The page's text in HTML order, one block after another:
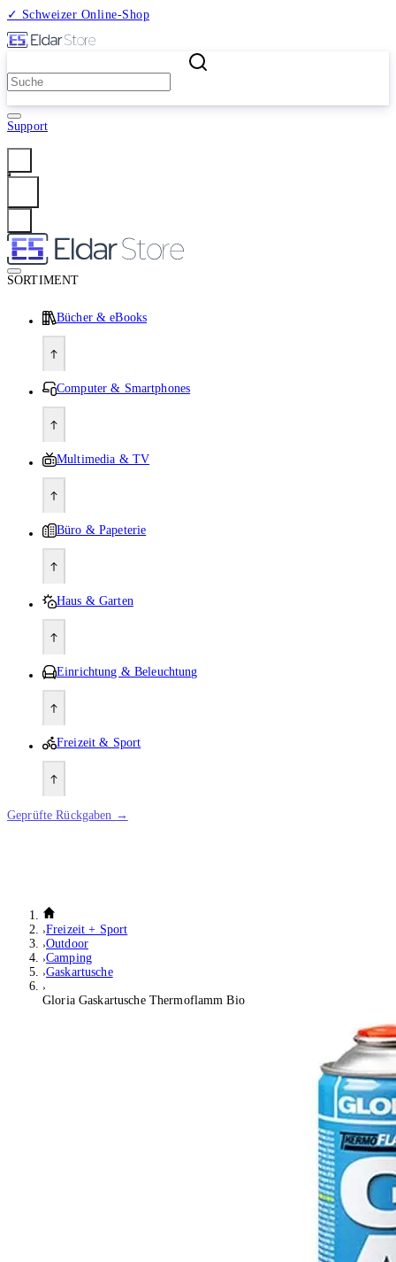
✓ Schweizer Online-Shop
Support
SORTIMENT
Bücher & eBooks
Computer & Smartphones
Multimedia & TV
Büro & Papeterie
Haus & Garten
Einrichtung & Beleuchtung
Freizeit & Sport
Geprüfte Rückgaben →
Freizeit + Sport
Outdoor
Camping
Gaskartusche
Gloria Gaskartusche Thermoflamm Bio